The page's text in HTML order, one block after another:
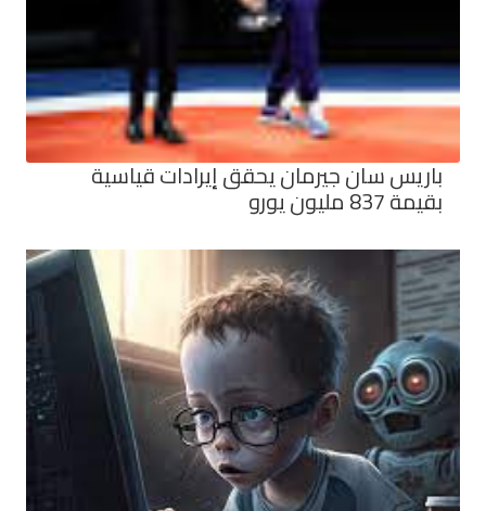
باريس سان جيرمان يحقق إيرادات قياسية
بقيمة 837 مليون يورو